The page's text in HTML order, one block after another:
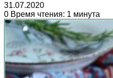
31.07.2020
0 Время чтения: 1 минута